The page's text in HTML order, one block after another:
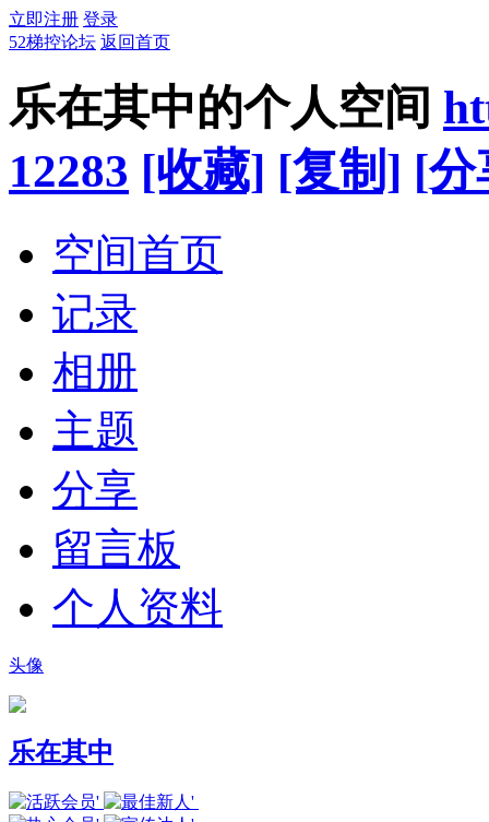
立即注册 登录
52梯控论坛 返回首页
乐在其中的个人空间
12283 [收藏] [复制] [分
空间首页
记录
相册
主题
分享
留言板
个人资料
头像
乐在其中